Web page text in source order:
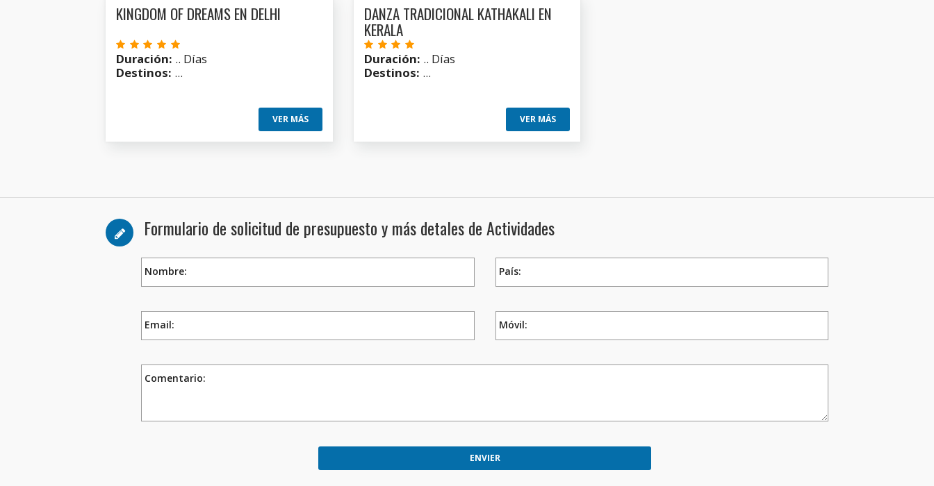
KINGDOM OF DREAMS EN DELHI
Duración: .. Días
Destinos: ...
VER MÁS
DANZA TRADICIONAL KATHAKALI EN
KERALA
Duración: .. Días
Destinos: ...
VER MÁS
Formulario de solicitud de presupuesto y más detales de Actividades
Nombre: País:
Email: Móvil:
Comentario: